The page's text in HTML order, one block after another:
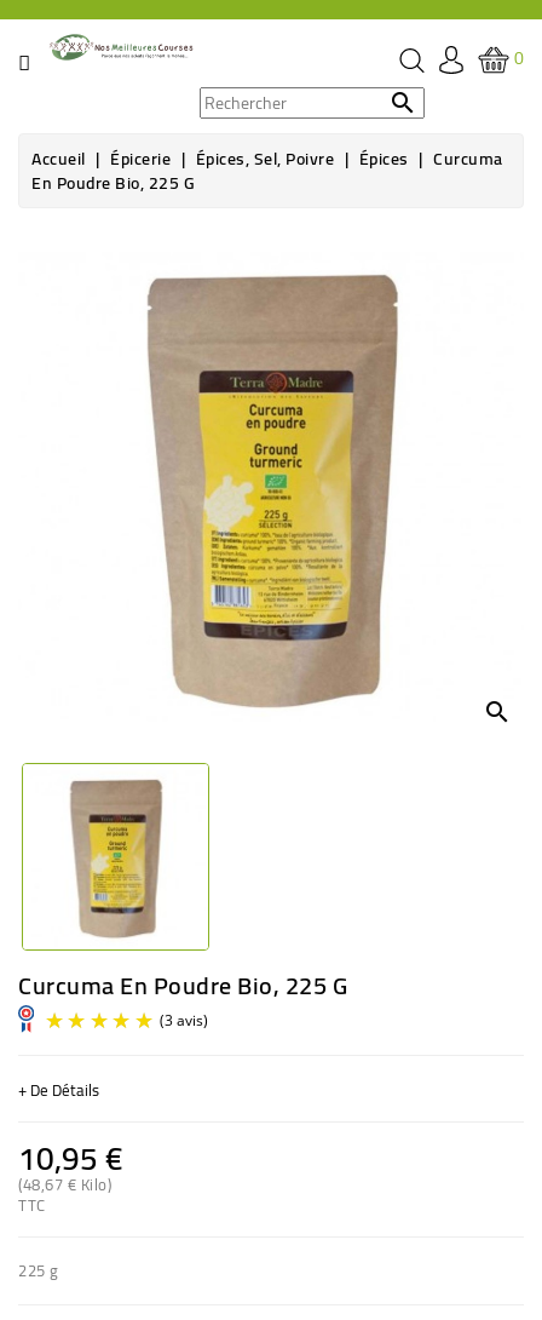
CATÉGORIE
ÉPICERIE
0

Accueil Épicerie Épices, Sel, Poivre Épices Curcuma
En Poudre Bio, 225 G
search
Curcuma En Poudre Bio, 225 G
+ De Détails
10,95 €
(48,67 € Kilo)
TTC
225 g